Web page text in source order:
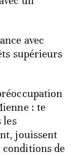
avec
supérieurs
: te
les
jouissent
de